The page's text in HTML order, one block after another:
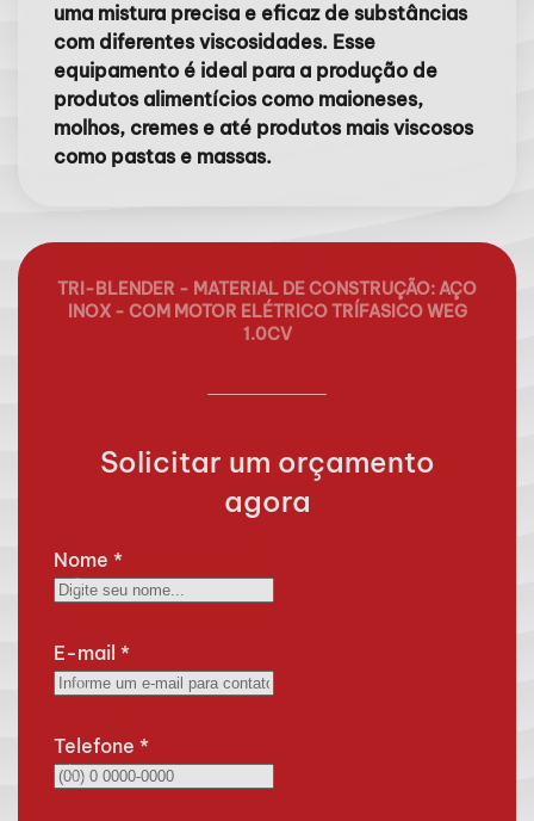
uma mistura precisa e eficaz de substâncias
com diferentes viscosidades. Esse
equipamento é ideal para a produção de
produtos alimentícios como maioneses,
molhos, cremes e até produtos mais viscosos
como pastas e massas.
TRI-BLENDER - MATERIAL DE CONSTRUÇÃO: AÇO
INOX - COM MOTOR ELÉTRICO TRÍFASICO WEG
1.0CV
Solicitar um orçamento
agora
Nome *
E-mail *
Telefone *